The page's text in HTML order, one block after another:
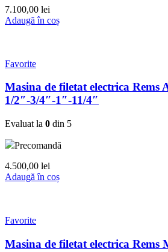
7.100,00 lei
Adaugă în coș
Favorite
Masina de filetat electrica Rems
1/2″-3/4″-1″-11/4″
Evaluat la 0 din 5
Precomandă
4.500,00 lei
Adaugă în coș
Favorite
Masina de filetat electrica Rems